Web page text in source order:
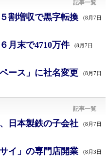
記事一覧
割増収で黒字転換 (8月7日
月末で4710万件 (8月7日
ース」に社名変更 (8月7日
記事一覧
日本製鉄の子会社 (8月7日
イ」の専門店開業 (8月3日